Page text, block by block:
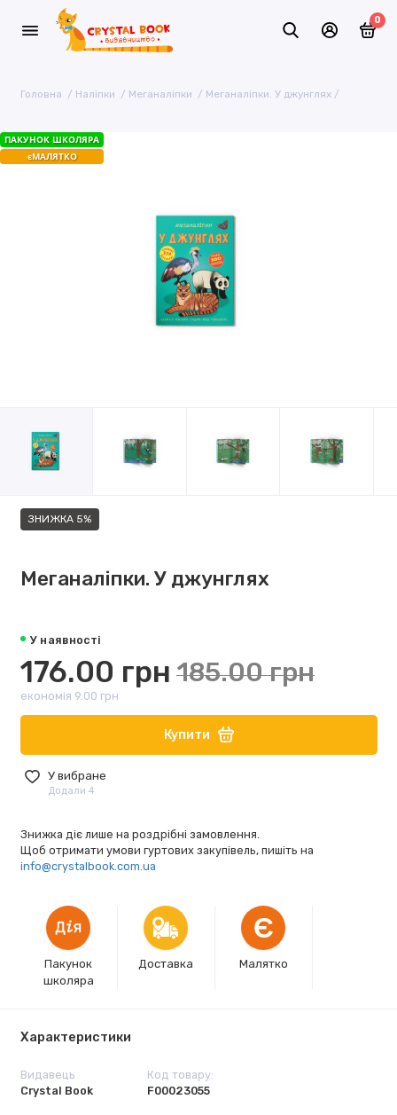
0
Головна Наліпки Меганаліпки Меганаліпки. У джунглях
ПАКУНОК ШКОЛЯРА
єМАЛЯТКО
ЗНИЖКА 5%
Меганаліпки. У джунглях
У наявності
176.00 грн 185.00 грн
економія 9.00 грн
Купити
У вибране
Додали 4
Знижка діє лише на роздрібні замовлення.
Щоб отримати умови гуртових закупівель, пишіть на
info@crystalbook.com.ua
Пакунок
школяра
Доставка
Є
Малятко
Характеристики
Видавець
Crystal Book
Код товару:
F00023055